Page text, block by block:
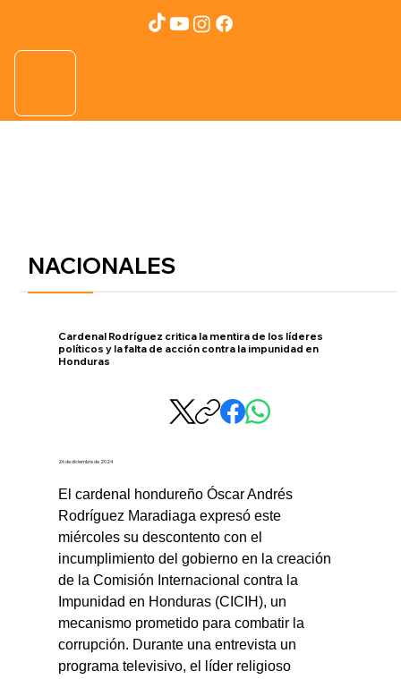
NACIONALES
Cardenal Rodríguez critica la mentira de los líderes
políticos y la falta de acción contra la impunidad en
Honduras
26 de diciembre de 2024
El cardenal hondureño Óscar Andrés
Rodríguez Maradiaga expresó este
miércoles su descontento con el
incumplimiento del gobierno en la creación
de la Comisión Internacional contra la
Impunidad en Honduras (CICIH), un
mecanismo prometido para combatir la
corrupción. Durante una entrevista un
programa televisivo, el líder religioso